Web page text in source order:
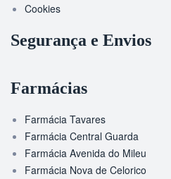
Cookies
Segurança e Envios
Farmácias
Farmácia Tavares
Farmácia Central Guarda
Farmácia Avenida do Mileu
Farmácia Nova de Celorico